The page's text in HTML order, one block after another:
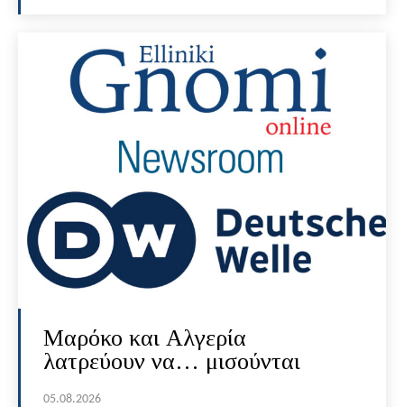
Μαρόκο και Αλγερία
λατρεύουν να… μισούνται
05.08.2026